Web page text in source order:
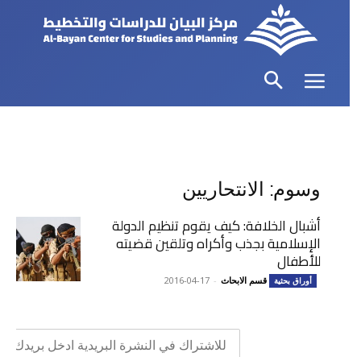
وسوم: الانتحاريين
أشبال الخلافة: كيف يقوم تنظيم الدولة
الإسلامية بجذب وأكراه وتلقين قضيته
للأطفال
أوراق بحثية قسم الابحاث -
2016-04-17